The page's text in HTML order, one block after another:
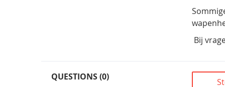
Bij
QUESTIONS (0)